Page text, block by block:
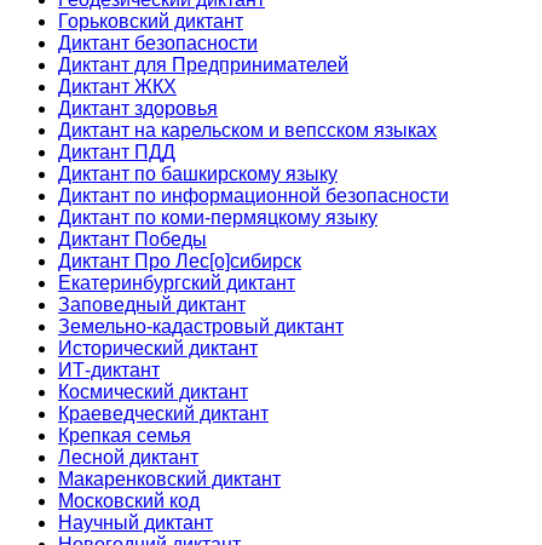
Горьковский диктант
Диктант безопасности
Диктант для Предпринимателей
Диктант ЖКХ
Диктант здоровья
Диктант на карельском и вепсском языках
Диктант ПДД
Диктант по башкирскому языку
Диктант по информационной безопасности
Диктант по коми-пермяцкому языку
Диктант Победы
Диктант Про Лес[о]сибирск
Екатеринбургский диктант
Заповедный диктант
Земельно-кадастровый диктант
Исторический диктант
ИТ-диктант
Космический диктант
Краеведческий диктант
Крепкая семья
Лесной диктант
Макаренковский диктант
Московский код
Научный диктант